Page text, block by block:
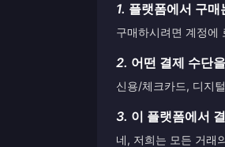
1. 플랫폼에서 구매
구매하시려면 계정에
2. 어떤 결제 수단
신용/체크카드, 디지
3. 이 플랫폼에서
네, 저희는 모든 거래